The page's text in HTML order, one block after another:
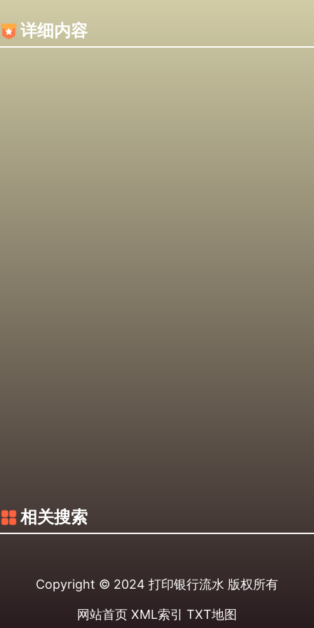
详细内容
相关搜索
Copyright © 2024 打印银行流水 版权所有
网站首页 XML索引 TXT地图